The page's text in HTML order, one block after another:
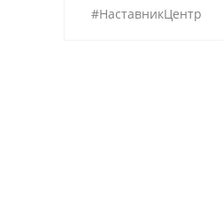
#НаставникЦентр